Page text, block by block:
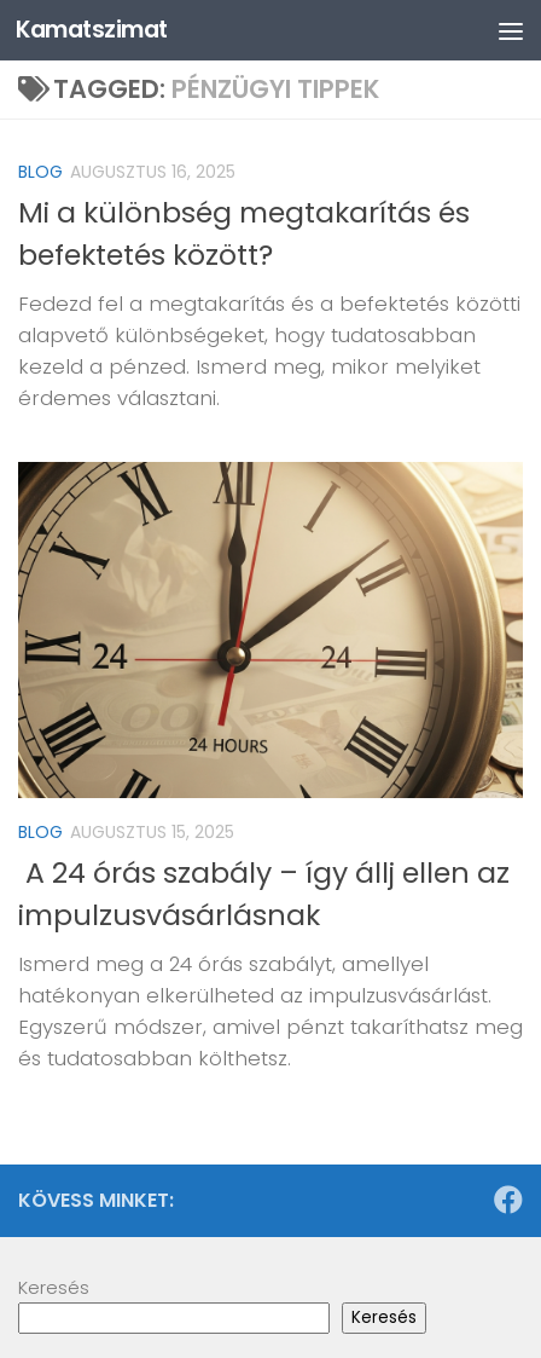
Skip to content
Kamatszimat
TAGGED: PÉNZÜGYI TIPPEK
BLOG AUGUSZTUS 16, 2025
Mi a különbség megtakarítás és
befektetés között?
Fedezd fel a megtakarítás és a befektetés közötti
alapvető különbségeket, hogy tudatosabban
kezeld a pénzed. Ismerd meg, mikor melyiket
érdemes választani.
BLOG AUGUSZTUS 15, 2025
A 24 órás szabály – így állj ellen az
impulzusvásárlásnak
Ismerd meg a 24 órás szabályt, amellyel
hatékonyan elkerülheted az impulzusvásárlást.
Egyszerű módszer, amivel pénzt takaríthatsz meg
és tudatosabban költhetsz.
KÖVESS MINKET:
Keresés
Keresés